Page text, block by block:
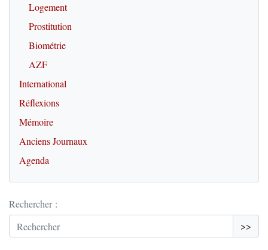
Logement
Prostitution
Biométrie
AZF
International
Réflexions
Mémoire
Anciens Journaux
Agenda
Rechercher :
>>